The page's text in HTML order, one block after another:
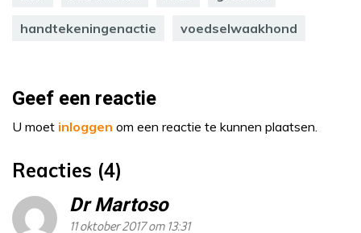
handtekeningenactie voedselwaakhond
Geef een reactie
U moet inloggen om een reactie te kunnen plaatsen.
Reacties (4)
Dr Martoso
11 oktober 2017 om 13:31